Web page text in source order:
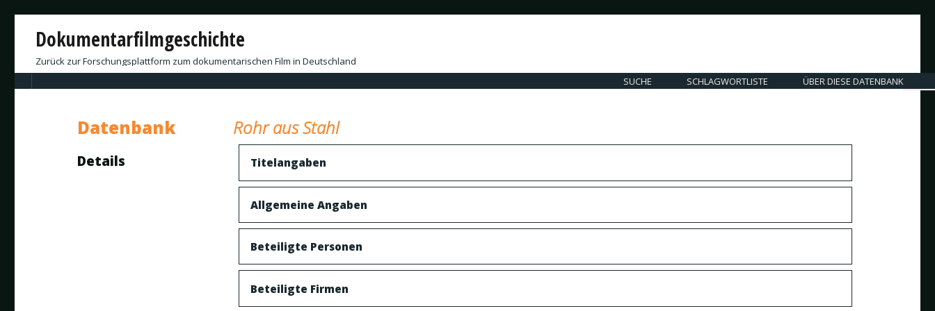
Dokumentarfilmgeschichte
Zurück zur Forschungsplattform zum dokumentarischen Film in Deutschland
SUCHE
SCHLAGWORTLISTE ÜBER DIESE DATENBANK
Datenbank
Details
Rohr aus Stahl
Titelangaben
Allgemeine Angaben
Beteiligte Personen
Beteiligte Firmen